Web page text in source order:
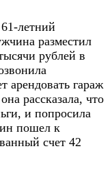
летний
разместил
рублей в
арендовать гараж
рассказала, что
и попросила
пошел к
счет 42